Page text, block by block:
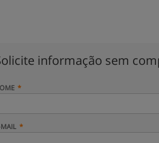
informação sem
MAIL